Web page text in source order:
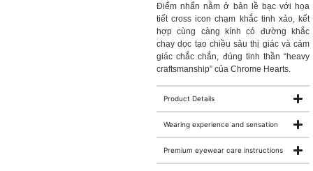
Điểm nhấn nằm ở bản lề bạc với họa
tiết cross icon chạm khắc tinh xảo, kết
hợp cùng càng kính có đường khắc
chạy dọc tạo chiều sâu thị giác và cảm
giác chắc chắn, đúng tinh thần “heavy
craftsmanship” của Chrome Hearts.
Product Details
Wearing experience and sensation
Premium eyewear care instructions